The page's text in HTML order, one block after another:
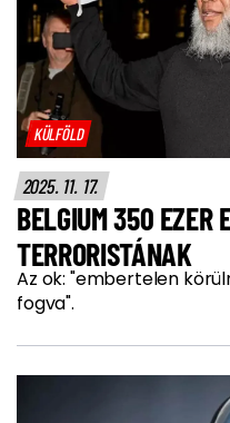
KÜLFÖLD
2025. 11. 17.
BELGIUM 350 EZER
TERRORISTÁNAK
Az ok: "embertelen
fogva".